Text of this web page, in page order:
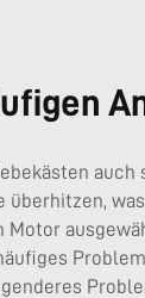
auch
überhitzen,